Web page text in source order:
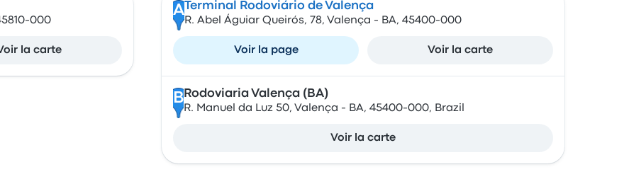
000
la carte
A Terminal Rodoviário de Valença
R. Abel Águiar Queirós, 78, Valença - BA, 45400-000
Voir la page Voir la carte
B Rodoviaria Valença (BA)
R. Manuel da Luz 50, Valença - BA, 45400-000, Brazil
Voir la carte